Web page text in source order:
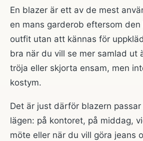
En blazer är ett av de mest
en mans garderob eftersom
outfit utan att kännas för
bra när du vill se mer samlad ut
tröja eller skjorta ensam, men
kostym.
Det är just därför blazern passar
lägen: på kontoret, på middag,
möte eller när du vill göra jeans